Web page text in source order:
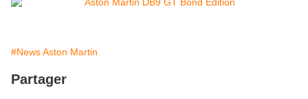
#News Aston Martin
Partager